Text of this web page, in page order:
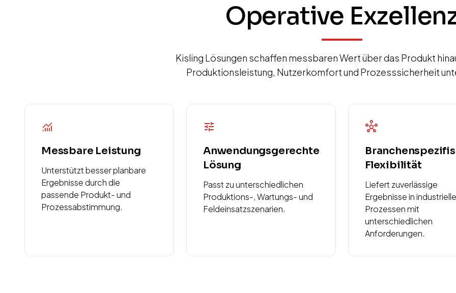
Operative
Kisling Lösungen schaffen messbaren Wert über das Produkt
Produktionsleistung, Nutzerkomfort und Prozesssicherheit
monitoring
Messbare Leistung
Unterstützt besser planbare
Ergebnisse durch die
passende Produkt- und
Prozessabstimmung.
tune
Anwendungsgerechte
Lösung
Passt zu unterschiedlichen
Produktions-, Wartungs- und
Feldeinsatzszenarien.
hub
Flexibilität
Liefert zuverlässige
Ergebnisse in
Prozessen mit
unterschiedlichen
Anforderungen.